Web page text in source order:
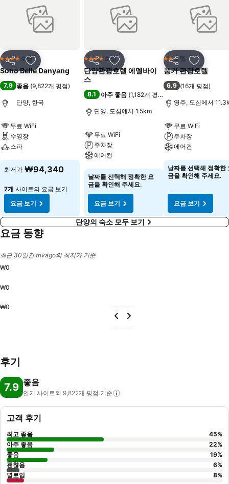
공유 즐겨찾기에 추가
4 성급 호텔
Sono Belle Danyang
7.9 좋음 (9,822개 평점)
단양, 한국
무료 WiFi
수영장
스파
요금 보기
최저가 ₩94,340
7개 사이트의 요금 보기
요금 보기
공유 즐겨찾기에 추가
4 성급 호텔
단양관광호텔 에델바이
스
8.1 아주 좋음 (1,182개 평점
단양, 도심에서 1.5km
무료 WiFi
주차장
에어컨
요금 보기
날짜를 선택해 정확한 요
금을 확인해 주세요.
요금 보기
공유 즐겨찾기
2 성급호텔
풍기 관광호텔
6.9 (16개 평점)
영주, 도심에서
무료 WiFi
주차장
에어컨
요금 보기
날짜를 선택해 정확한
금을 확인해 주세요.
요금 보기
단양의 숙소 모두 보기
요금 동향
최근 30일간 trivago의 최저가 기준
₩0
₩0
₩0
후기
7.9 좋음
인기 사이트의 9,822개 평점 기준
고객 후기
최고 좋음 45%
아주 좋음
22%
좋음
19%
괜찮음
6%
별로임
8%